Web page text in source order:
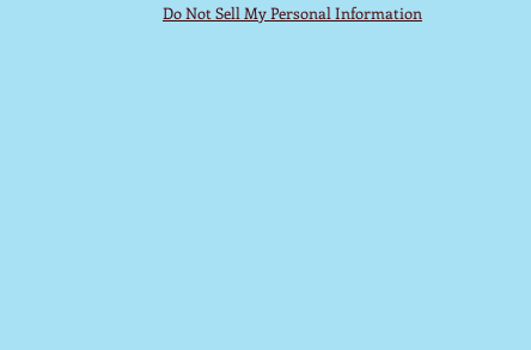
Do Not Sell My Personal Information